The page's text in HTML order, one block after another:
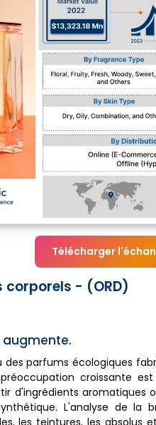
Télécharger
corporels - (ORD)
augmente.
parfums écologiques
croissante
d'ingrédients
L'analyse de la
les teintures, les absolus